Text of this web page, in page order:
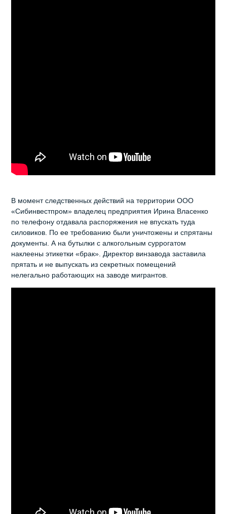
В момент следственных действий на территории ООО
«Сибинвестпром» владелец предприятия Ирина Власенко
по телефону отдавала распоряжения не впускать туда
силовиков. По ее требованию были уничтожены и спрятаны
документы. А на бутылки с алкогольным суррогатом
наклеены этикетки «брак». Директор винзавода заставила
прятать и не выпускать из секретных помещений
нелегально работающих на заводе мигрантов.